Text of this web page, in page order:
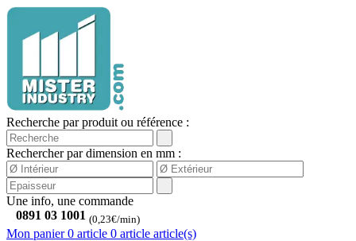
Recherche par produit ou référence :
Rechercher par dimension en mm :
Une info, une commande
0891 03 1001 (0,23€/min)
Mon panier 0 article 0 article article(s)